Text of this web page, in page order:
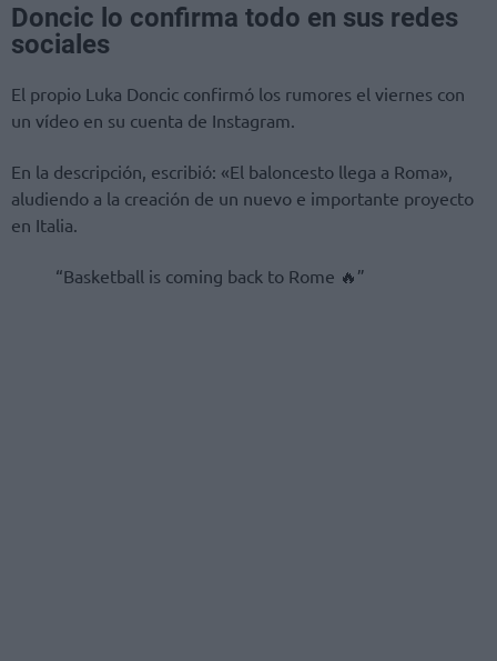
Doncic lo confirma todo en sus redes
sociales
El propio Luka Doncic confirmó los rumores el viernes con
un vídeo en su cuenta de Instagram.
En la descripción, escribió: «El baloncesto llega a Roma»,
aludiendo a la creación de un nuevo e importante proyecto
en Italia.
“Basketball is coming back to Rome 🔥”